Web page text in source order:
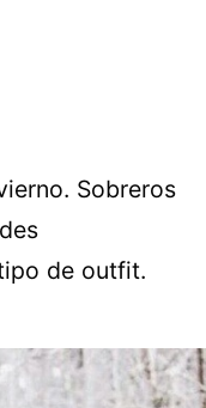
Sobreros
de outfit.